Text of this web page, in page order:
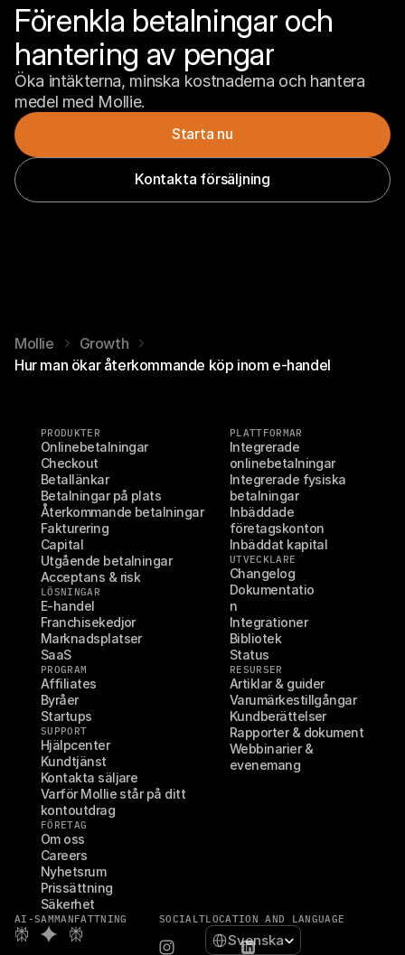
Förenkla betalningar och
hantering av pengar
Öka intäkterna, minska kostnaderna och hantera
medel med Mollie.
Starta nu
Kontakta försäljning
Mollie
Growth
Hur man ökar återkommande köp inom e-handel
PRODUKTER
Onlinebetalningar
Checkout
Betallänkar
Betalningar på plats
Återkommande betalningar
Fakturering
Capital
Utgående betalningar
Acceptans & risk
LÖSNINGAR
E-handel
Franchisekedjor
Marknadsplatser
SaaS
PROGRAM
Affiliates
Byråer
Startups
SUPPORT
Hjälpcenter
Kundtjänst
Kontakta säljare
Varför Mollie står på ditt
kontoutdrag
FÖRETAG
Om oss
Careers
Nyhetsrum
Prissättning
Säkerhet
PLATTFORMAR
Integrerade
onlinebetalningar
Integrerade fysiska
betalningar
Inbäddade
företagskonton
Inbäddat kapital
UTVECKLARE
Changelog
Dokumentatio
n
Integrationer
Bibliotek
Status
RESURSER
Artiklar & guider
Varumärkestillgångar
Kundberättelser
Rapporter & dokument
Webbinarier &
evenemang
AI-SAMMANFATTNING SOCIALTLOCATION AND LANGUAGE
Select Language
Svenska